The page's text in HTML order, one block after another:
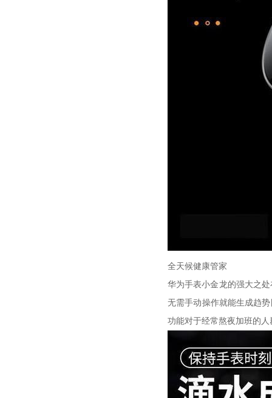
全天候健康管家
华为手表小金龙的强大之
无需手动操作就能生成趋
功能对于经常熬夜加班的